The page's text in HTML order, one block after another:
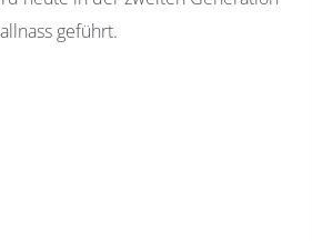
geführt.